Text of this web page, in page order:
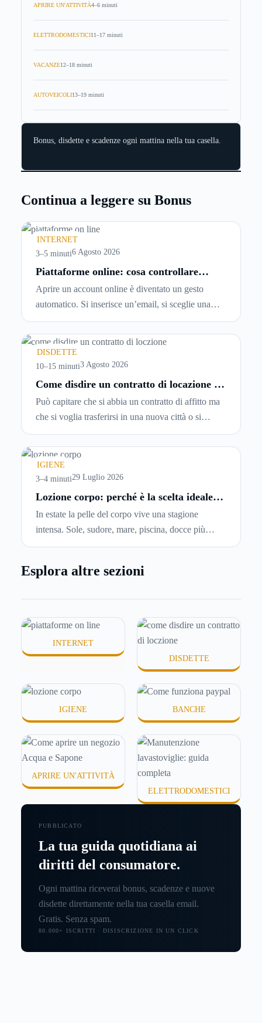
APRIRE UN'ATTIVITÀ4–6 minuti
ELETTRODOMESTICI11–17 minuti
VACANZE12–18 minuti
AUTOVEICOLI13–19 minuti
Bonus, disdette e scadenze ogni mattina nella tua casella.
Continua a leggere su Bonus
INTERNET
3–5 minuti6 Agosto 2026
Piattaforme online: cosa controllare
prima di iscriversi e usare servizi in
tempo reale
Aprire un account online è diventato un gesto
automatico. Si inserisce un’email, si sceglie una
password, si accetta una serie di condizioni senza
leggerle davvero. Tutto avviene in pochi minuti,
spesso senza che ci si fermi a capire dove si sta
entrando.
DISDETTE
10–15 minuti3 Agosto 2026
Come disdire un contratto di locazione in
modo corretto ed efficace
Può capitare che si abbia un contratto di affitto ma
che si voglia trasferirsi in una nuova città o si
abbiano problemi a pagare il canone, per cui si
comincia a cercare un’altra abitazione: è legittimo
chiedersi se è possibile
locazioneprima che scada. In questa guida
capiremo come inviare la disdetta per un contratto
IGIENE
3–4 minuti29 Luglio 2026
Lozione corpo: perché è la scelta ideale
In estate la pelle del corpo vive una stagione
intensa. Sole, sudore, mare, piscina, docce più
frequenti e aria condizionata possono renderla
meno confortevole. Eppure, proprio nei mesi caldi,
o difficili da assorbire.
Esplora altre sezioni
INTERNET
DISDETTE
IGIENE BANCHE
APRIRE UN'ATTIVITÀ
ELETTRODOMESTICI
PUBBLICATO
La tua guida quotidiana ai
diritti del consumatore.
Ogni mattina riceverai bonus, scadenze e nuove
disdette direttamente nella tua casella email.
Gratis. Senza spam.
80.000+ ISCRITTI · DISISCRIZIONE IN UN CLICK